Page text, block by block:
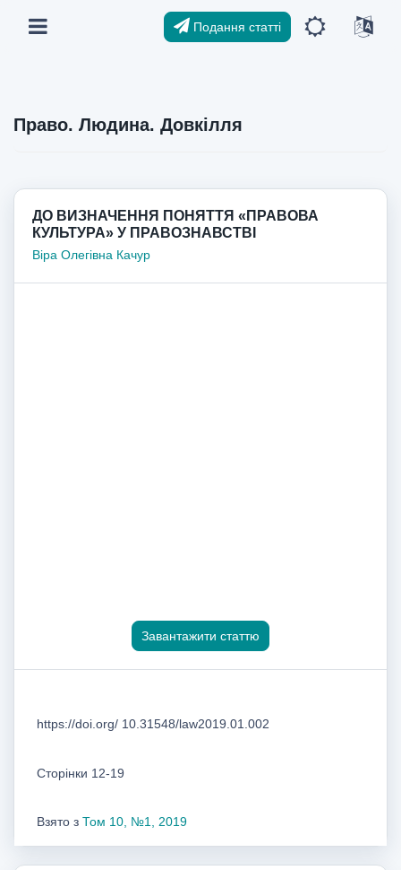
Подання статті
Право. Людина. Довкілля
ДО ВИЗНАЧЕННЯ ПОНЯТТЯ «ПРАВОВА
КУЛЬТУРА» У ПРАВОЗНАВСТВІ
Віра Олегівна Качур
Завантажити статтю
https://doi.org/ 10.31548/law2019.01.002
Сторінки 12-19
Взято з Том 10, №1, 2019